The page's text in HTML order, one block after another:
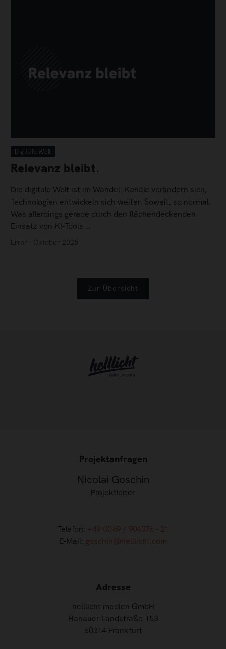
Digitale Welt
Relevanz bleibt.
Die digitale Welt ist im Wandel. Kanäle verändern sich,
Technologien entwickeln sich weiter. Soweit, so normal.
Was allerdings gerade durch den flächendeckenden
Einsatz von KI-Tools …
Zur Übersicht
Projektanfragen
Nicolai Goschin
Projektleiter
Telefon: +49 (0)69 / 904376 - 21
E-Mail: goschin@helllicht.com
Adresse
helllicht medien GmbH
Hanauer Landstraße 153
60314 Frankfurt